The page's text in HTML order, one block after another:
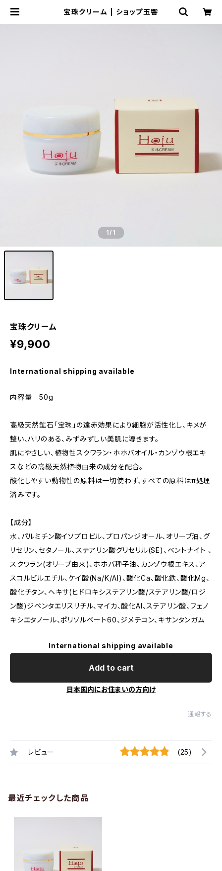
宝珠クリーム | ショップ玉響
1/1
宝珠クリーム
¥9,900
International shipping available
内容量 50g
高級天然鉱石「宝珠」の遠赤効果により細胞が活性化し、キメが
整い、ハリのある、みずみずしい美肌に導きます。
肌にやさしい、植物性スクワラン・ホホバオイル・カンゾウ根エキ
スなどの高級天然植物由来の成分を配合。
酸化しやすい動物性の原料は一切使わず、すべての原料はπ処理
済みです。
【成分】
水、パルミチン酸イソプロピル、プロパンジオール、オリーブ油、グ
リセリン、セタノール、ステアリン酸グリセリル(SE)、ベントナイト 、
スクワラン(オリーブ由来)、ホホバ種子油、カンゾウ根エキス、ア
スコルビルエチル、ケイ酸(Na/K/Al)、酸化Ca、酸化鉄、酸化Mg、
酸化チタン、ヘキサ(ヒドロキシステアリン酸/ステアリン酸/ロジ
ン酸)ジペンタエリスリチル、マイカ、酸化Al、ステアリン酸、フェノ
キシエタノール、ポリソルベート60、ジメチコン、キサンタンガム
International shipping available
Add to cart
日本国内にお住まいの方向け
通報する
レビュー (25)
最近チェックした商品